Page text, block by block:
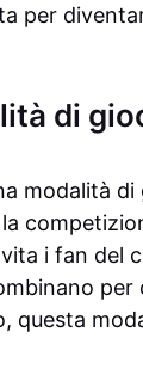
per
di
modalità
i fan del
questa